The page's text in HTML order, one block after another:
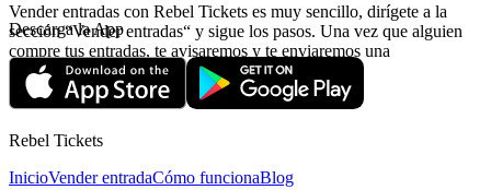
Vender entradas con Rebel Tickets es muy sencillo, dirígete a la
sección “Vender entradas“ y sigue los pasos. Una vez que alguien
compre tus entradas, te avisaremos y te enviaremos una
confirmación con la información relativa al pago.
Descarga la App
Rebel Tickets
InicioVender entradaCómo funcionaBlog